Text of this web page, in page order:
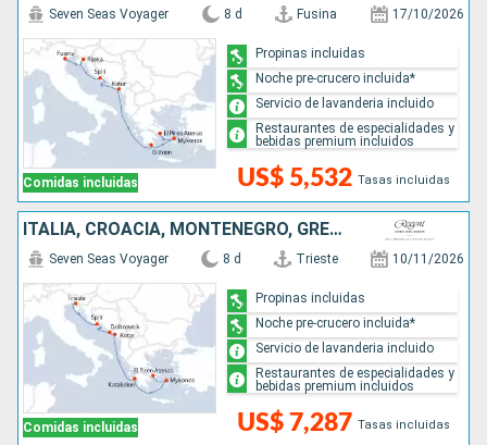
Comidas incluidas
Seven Seas Voyager 8 d Fusina 17/10/2026
US$ 5,532 Tasas incluidas
Propinas incluidas
Noche pre-crucero incluida*
Servicio de lavanderia incluido
Restaurantes de especialidades y
bebidas premium incluidos
ITALIA, CROACIA, MONTENEGRO, GRECIA
Comidas incluidas
Seven Seas Voyager 8 d Trieste 10/11/2026
US$ 7,287 Tasas incluidas
Propinas incluidas
Noche pre-crucero incluida*
Servicio de lavanderia incluido
Restaurantes de especialidades y
bebidas premium incluidos